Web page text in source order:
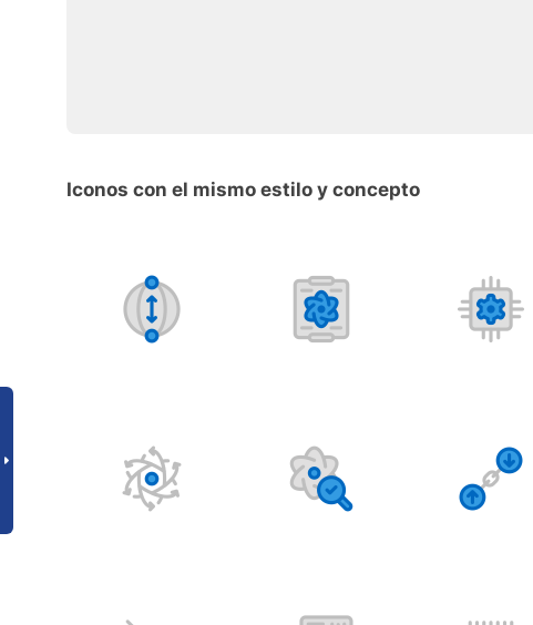
Iconos con el mismo estilo y concepto